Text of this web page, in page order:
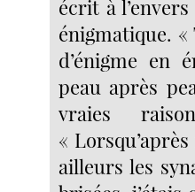
écrit à
énigmatique.
d’énigme en
peau après
vraies
«
ailleurs les